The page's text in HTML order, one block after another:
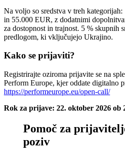
Na voljo so sredstva v treh
in 55.000 EUR, z dodatnimi
za dostopnost in trajnost. 5 % skupnih
predlogom, ki vključujejo Ukrajino.
Kako se prijaviti?
Registrirajte oziroma prijavite se na
Perform Europe, kjer oddate digitalno
https://performeurope.eu/open-call/
Rok za prijave: 22. oktober 2026 ob
Pomoč za
poziv